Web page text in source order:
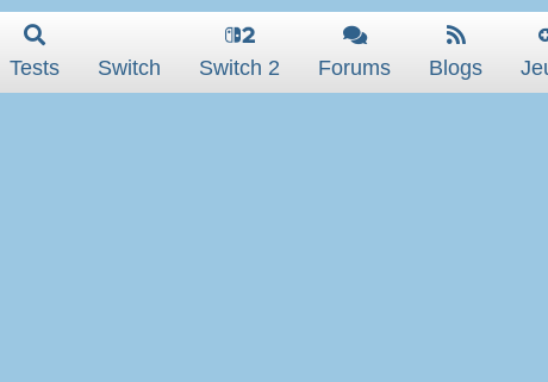
Tests Switch Switch 2 Forums Blogs